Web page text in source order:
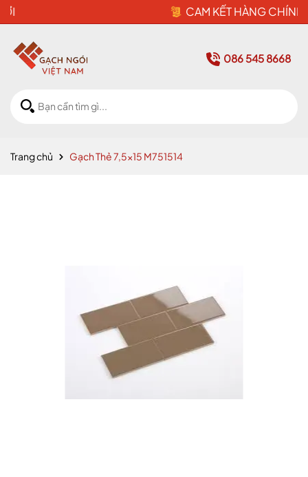
CAM KẾT HÀNG CHÍNH HÃNG
086 545 8668
Trang chủ Gạch Thẻ 7,5x15 M751514